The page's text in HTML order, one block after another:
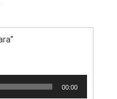
00:00